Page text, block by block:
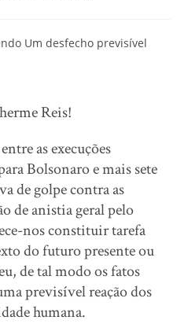
Reis!
as execuções
Bolsonaro e mais sete
de golpe contra as
de anistia geral pelo
nos constituir tarefa
do futuro presente ou
de tal modo os fatos
previsível reação dos
humana.